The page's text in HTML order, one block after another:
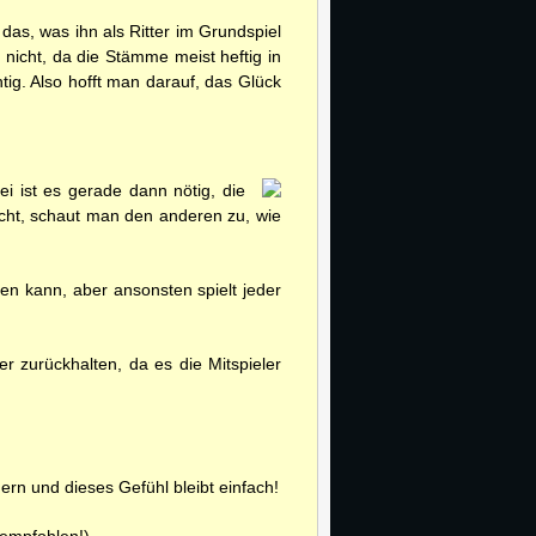
was ihn als Ritter im Grundspiel
da die Stämme meist heftig in
Also hofft man darauf, das Glück
ist es gerade dann nötig, die
schaut man den anderen zu, wie
kann, aber ansonsten spielt jeder
zurückhalten, da es die Mitspieler
und dieses Gefühl bleibt einfach!